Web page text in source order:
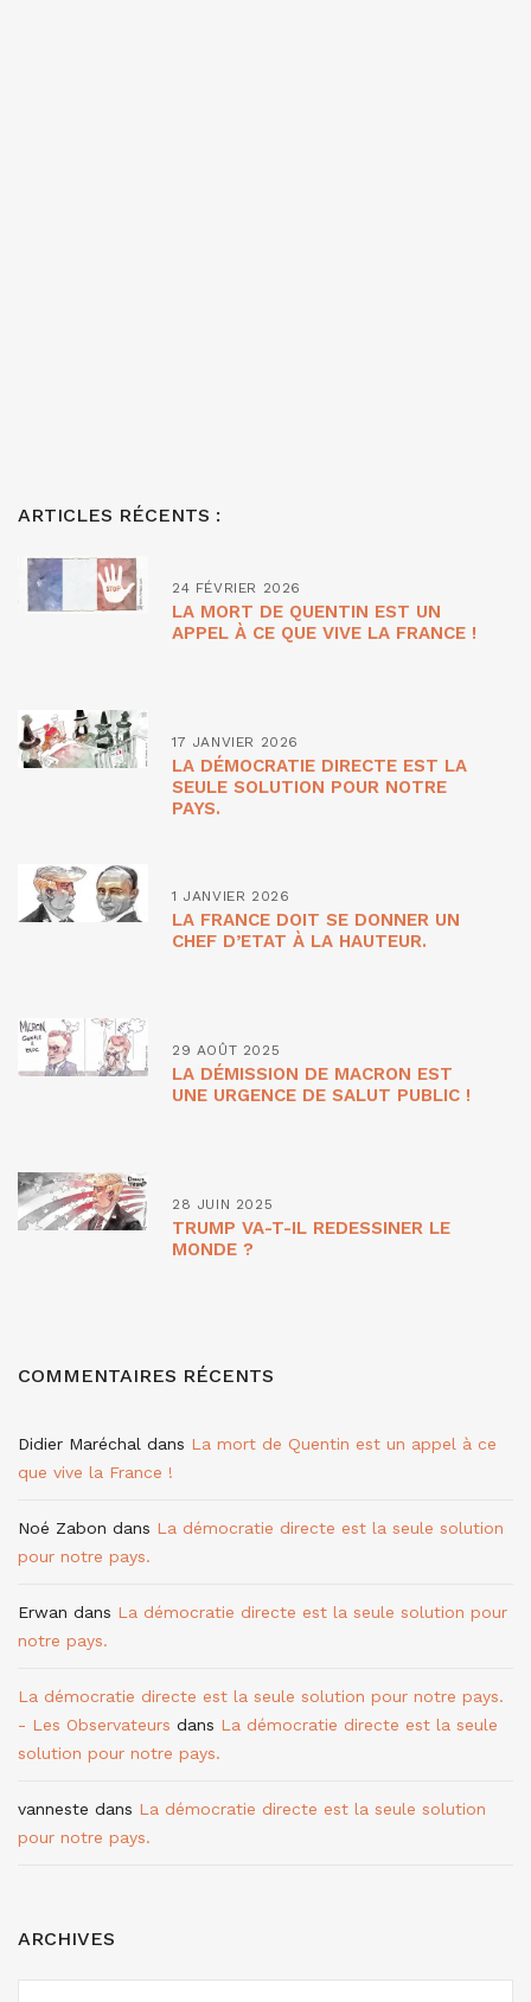
ARTICLES RÉCENTS :
24 FÉVRIER 2026
LA MORT DE QUENTIN EST UN
APPEL À CE QUE VIVE LA FRANCE !
17 JANVIER 2026
LA DÉMOCRATIE DIRECTE EST LA
SEULE SOLUTION POUR NOTRE
PAYS.
1 JANVIER 2026
LA FRANCE DOIT SE DONNER UN
CHEF D’ETAT À LA HAUTEUR.
29 AOÛT 2025
LA DÉMISSION DE MACRON EST
UNE URGENCE DE SALUT PUBLIC !
28 JUIN 2025
TRUMP VA-T-IL REDESSINER LE
MONDE ?
COMMENTAIRES RÉCENTS
Didier Maréchal dans La mort de Quentin est un appel à ce
que vive la France !
Noé Zabon dans La démocratie directe est la seule solution
pour notre pays.
Erwan dans La démocratie directe est la seule solution pour
notre pays.
La démocratie directe est la seule solution pour notre pays.
- Les Observateurs dans La démocratie directe est la seule
solution pour notre pays.
vanneste dans La démocratie directe est la seule solution
pour notre pays.
ARCHIVES
ARCHIVES